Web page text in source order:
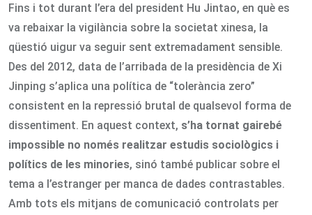
Fins i tot durant l’era del president Hu Jintao, en què es
va rebaixar la vigilància sobre la societat xinesa, la
qüestió uigur va seguir sent extremadament sensible.
Des del 2012, data de l’arribada de la presidència de Xi
Jinping s’aplica una política de “tolerància zero”
consistent en la repressió brutal de qualsevol forma de
dissentiment. En aquest context, s’ha tornat gairebé
impossible no només realitzar estudis sociològics i
polítics de les minories, sinó també publicar sobre el
tema a l’estranger per manca de dades contrastables.
Amb tots els mitjans de comunicació controlats per